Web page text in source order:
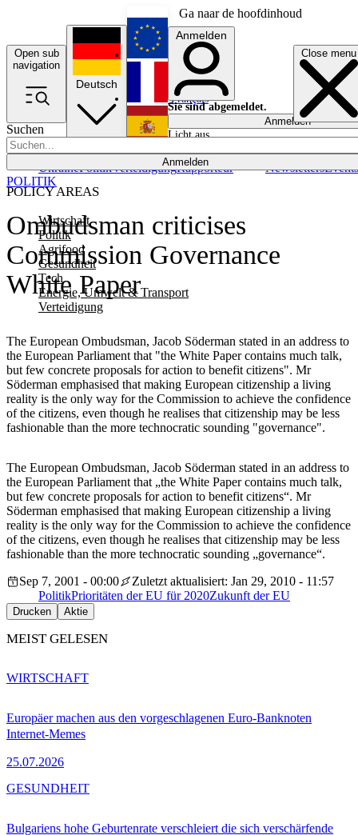
Ga naar de hoofdinhoud
Open sub
navigation
Close menu
Suchen
Anmelden
POLICY AREAS
Wirtschaft
Politik
Agrifood
Gesundheit
Tech
Energie, Umwelt & Transport
Verteidigung
UkrainePolitikVerteidigungRapporteur NewslettersEvents
Deutsch
English
Français
Anmelden
Sie sind abgemeldet.
Anmelden
Licht aus
Ombudsman criticises
Commission Governance
White Paper
The European Ombudsman, Jacob Söderman stated in an address to
the European Parliament that "the White Paper contains much talk,
but few concrete proposals for action to benefit citizens". Mr
Söderman emphasised that making European citizenship a living
reality is the only way for the Commission to achieve the confidence
of the citizens, even though he realises that citizenship may be less
fashionable than the more technocratic sounding "governance".
POLITIK
The European Ombudsman, Jacob Söderman stated in an address to
the European Parliament that „the White Paper contains much talk,
but few concrete proposals for action to benefit citizens“. Mr
Söderman emphasised that making European citizenship a living
reality is the only way for the Commission to achieve the confidence
of the citizens, even though he realises that citizenship may be less
fashionable than the more technocratic sounding „governance“.
Sep 7, 2001 - 00:00
Zuletzt aktualisiert: Jan 29, 2010 - 11:57
PolitikPrioritäten der EU für 2020Zukunft der EU
Drucken Aktie
MEIST GELESEN
Europäer machen aus den vorgeschlagenen Euro-Banknoten
Internet-Memes
25.07.2026
WIRTSCHAFT
Bulgariens hohe Geburtenrate verschleiert die sich verschärfende
GESUNDHEIT